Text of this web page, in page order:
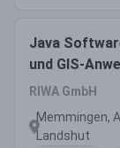
Java
und GIS-
RIWA GmbH
Memmingen,
Landshut